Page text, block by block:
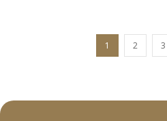
1 2 3